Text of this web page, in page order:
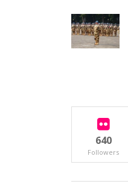
640
Followers